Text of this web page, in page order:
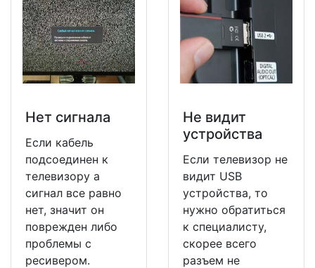
Нет сигнала
Если кабель
подсоединен к
телевизору а
сигнал все равно
нет, значит он
поврежден либо
проблемы с
ресивером.
Не видит
устройства
Если телевизор не
видит USB
устройства, то
нужно обратиться
к специалисту,
скорее всего
разъем не